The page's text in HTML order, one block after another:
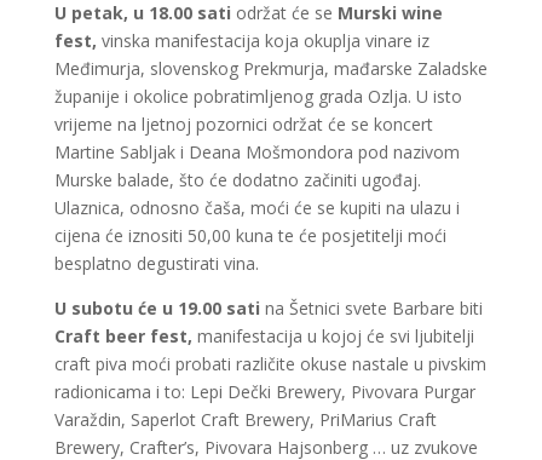
U petak, u 18.00 sati održat će se Murski wine
fest, vinska manifestacija koja okuplja vinare iz
Međimurja, slovenskog Prekmurja, mađarske Zaladske
županije i okolice pobratimljenog grada Ozlja. U isto
vrijeme na ljetnoj pozornici održat će se koncert
Martine Sabljak i Deana Mošmondora pod nazivom
Murske balade, što će dodatno začiniti ugođaj.
Ulaznica, odnosno čaša, moći će se kupiti na ulazu i
cijena će iznositi 50,00 kuna te će posjetitelji moći
besplatno degustirati vina.
U subotu će u 19.00 sati na Šetnici svete Barbare biti
Craft beer fest, manifestacija u kojoj će svi ljubitelji
craft piva moći probati različite okuse nastale u pivskim
radionicama i to: Lepi Dečki Brewery, Pivovara Purgar
Varaždin, Saperlot Craft Brewery, PriMarius Craft
Brewery, Crafter’s, Pivovara Hajsonberg … uz zvukove